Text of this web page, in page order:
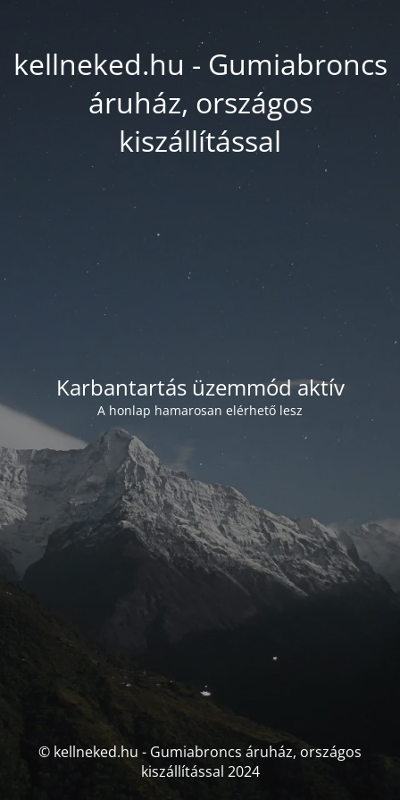
kellneked.hu - Gumiabroncs
áruház, országos
kiszállítással
Karbantartás üzemmód aktív
A honlap hamarosan elérhető lesz
© kellneked.hu - Gumiabroncs áruház, országos
kiszállítással 2024